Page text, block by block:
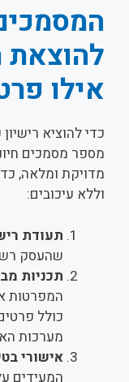
להוצאת
אילו
כדי להוציא
מספר מסמכים
מדויקת ומלאה,
וללא עיכובים:
תעודת
שהעסק
תכניות
המפרטות
כולל
מערכות
אישורי
המעידים